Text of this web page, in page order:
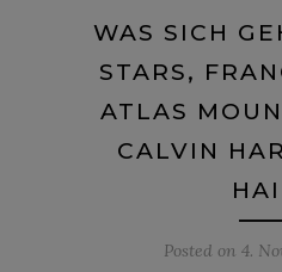
WAS SICH
STARS,
ATLAS
CALVIN
Posted on 4.